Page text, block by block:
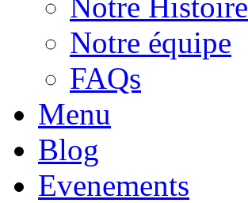
Notre équipe
FAQs
Menu
Blog
Evenements